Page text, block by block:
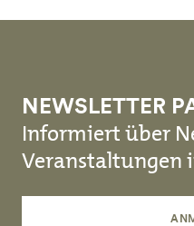
NEWSLETTER
Informiert über
Veranstaltungen